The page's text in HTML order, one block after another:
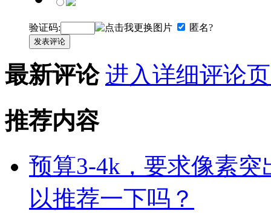
验证码: 匿名?
发表评论
最新评论 进入详细评论
推荐内容
预算3-4k，要求像素
以推荐一下吗？